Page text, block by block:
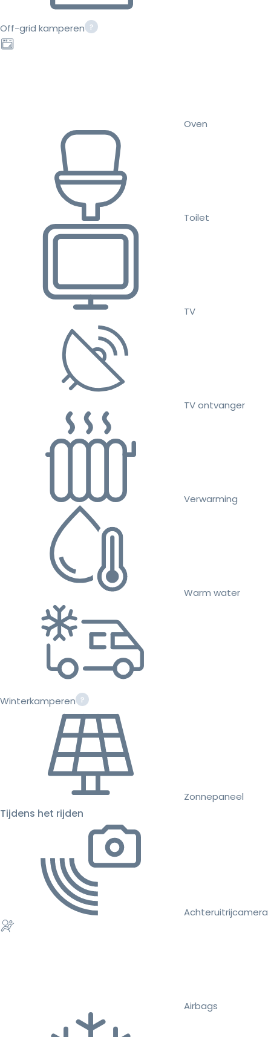
Off-grid kamperen
Oven
Toilet
TV
TV ontvanger
Verwarming
Warm water
Winterkamperen
Zonnepaneel
Tijdens het rijden
Achteruitrijcamera
Airbags